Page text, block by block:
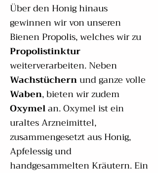
Über den Honig hinaus
gewinnen wir von unseren
Bienen Propolis, welches wir zu
Propolistinktur
weiterverarbeiten. Neben
Wachstüchernund ganze volle
Waben,bieten wir zudem
Oxymelan. Oxymel ist ein
uraltes Arzneimittel,
zusammengesetzt aus Honig,
Apfelessig und
handgesammelten Kräutern. Ein